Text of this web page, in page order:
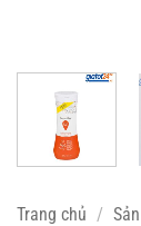
Trang chủ /